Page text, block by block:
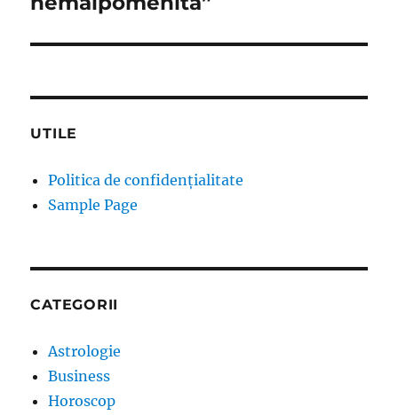
UTILE
Politica de confidențialitate
Sample Page
CATEGORII
Astrologie
Business
Horoscop